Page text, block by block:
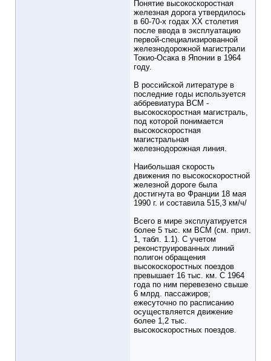
Понятие высокоскоростная
железная дорога утвердилось
в 60-70-х годах XX столетия
после ввода в эксплуатацию
первой-специализированной
железнодорожной магистрали
Токио-Осака в Японии в 1964
году.
В российской литературе в
последние годы используется
аббревиатура ВСМ -
высокоскоростная магистраль,
под которой понимается
высокоскоростная
магистральная
железнодорожная линия.
Наибольшая скорость
движения по высокоскоростной
железной дороге была
достигнута во Франции 18 мая
1990 г. и составила 515,3 км/ч/
Всего в мире эксплуатируется
более 5 тыс. км ВСМ (см. прил.
1, табл. 1.1). С учетом
реконструированных линий
полигон обращения
высокоскоростных поездов
превышает 16 тыс. км. С 1964
года по ним перевезено свыше
6 млрд. пассажиров;
ежесуточно по расписанию
осуществляется движение
более 1,2 тыс.
высокоскоростных поездов.